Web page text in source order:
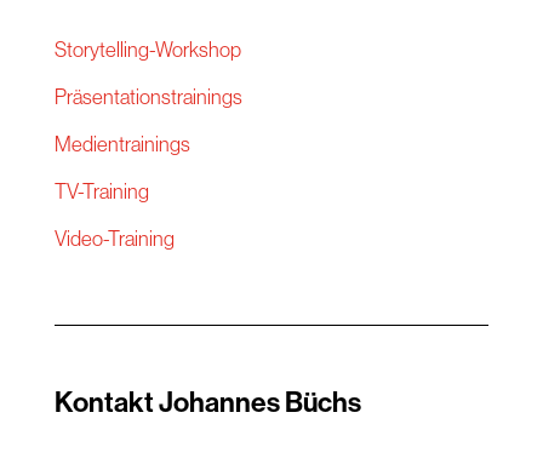
Storytelling-Workshop
Präsentationstrainings
Medientrainings
TV-Training
Video-Training
Kontakt Johannes Büchs